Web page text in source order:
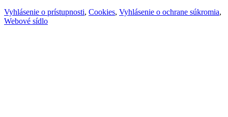
Vyhlásenie o prístupnosti, Cookies, Vyhlásenie o ochrane súkromia,
Webové sídlo